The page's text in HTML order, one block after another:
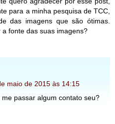
para a minha pesquisa de TCC,
das imagens que são ótimas.
fonte das suas imagens?
maio de 2015 às 14:15
passar algum contato seu?